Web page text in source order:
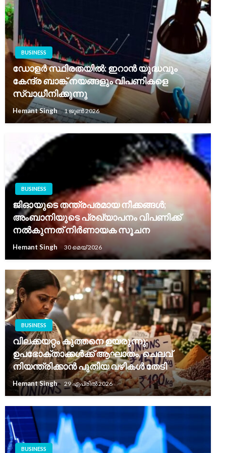
BUSINESS
ഡോളർ സ്ഥിരതയിൽ: ഇറാൻ യുദ്ധവും
കേന്ദ്ര ബാങ്ക് നയങ്ങളും വിപണികളെ
സ്വാധീനിക്കുന്നു
Hemant Singh 1 ജൂൺ 2026
BUSINESS
ജിഓയുടെ തന്ത്രപരമായ നീക്കങ്ങൾ;
അംബാനിയുടെ പ്രഖ്യാപനം വിപണിക്ക്
നൽകുന്നത് നിർണായക സൂചന
Hemant Singh 30 മെയ്‌ 2026
BUSINESS
വിലക്കയറ്റം കുത്തനെ ഉയരുന്നു:
ഉപഭോക്താക്കൾക്ക് ആഘാതം, ചെലവ്
നിയന്ത്രിക്കാൻ പുതിയ വഴികൾ തേടി
Hemant Singh 29 ഏപ്രിൽ 2026
BUSINESS